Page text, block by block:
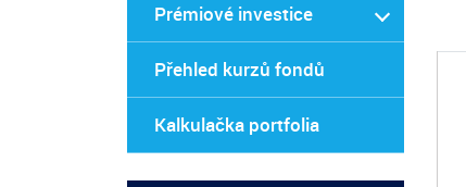
Prémiové investice
Přehled kurzů fondů
Kalkulačka portfolia